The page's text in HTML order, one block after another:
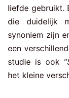
liefde gebruikt.
die duidelijk
synoniem zijn
een
studie is ook “
het kleine